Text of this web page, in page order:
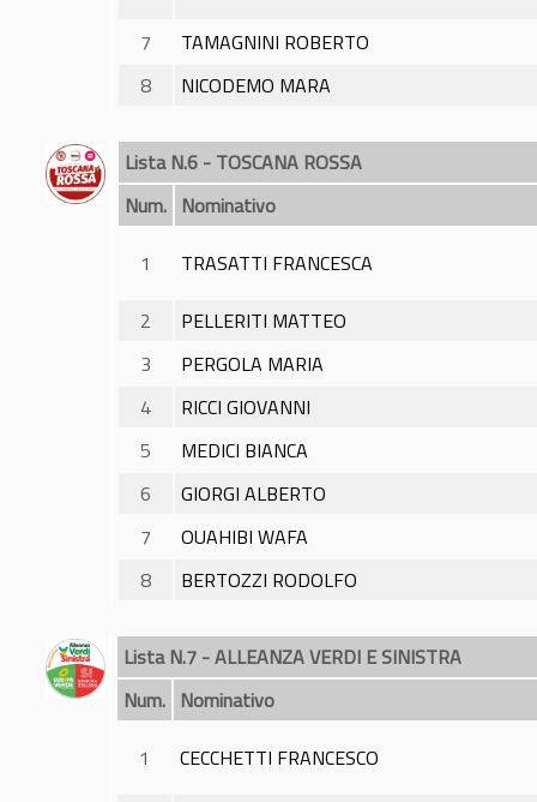
7
TAMAGNINI ROBERTO
8
NICODEMO MARA
Lista N.6 - TOSCANA ROSSA
Num. Nominativo
1
TRASATTI FRANCESCA
2
PELLERITI MATTEO
3
PERGOLA MARIA
4
RICCI GIOVANNI
5
MEDICI BIANCA
6
GIORGI ALBERTO
7
OUAHIBI WAFA
8
BERTOZZI RODOLFO
Lista N.7 - ALLEANZA VERDI E SINISTRA
Num. Nominativo
1
CECCHETTI FRANCESCO